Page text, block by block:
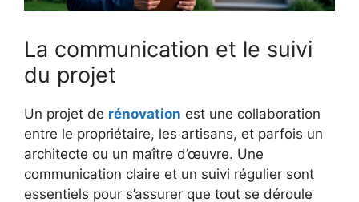
La communication et le suivi
du projet
Un projet de rénovation est une collaboration
entre le propriétaire, les artisans, et parfois un
architecte ou un maître d’œuvre. Une
communication claire et un suivi régulier sont
essentiels pour s’assurer que tout se déroule